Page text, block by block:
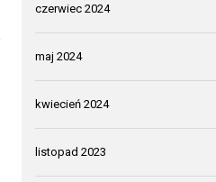
czerwiec 2024
maj 2024
kwiecień 2024
listopad 2023